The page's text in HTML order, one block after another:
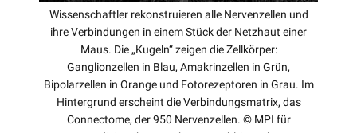
Wissenschaftler rekonstruieren alle Nervenzellen und
ihre Verbindungen in einem Stück der Netzhaut einer
Maus. Die „Kugeln“ zeigen die Zellkörper:
Ganglionzellen in Blau, Amakrinzellen in Grün,
Bipolarzellen in Orange und Fotorezeptoren in Grau. Im
Hintergrund erscheint die Verbindungsmatrix, das
Connectome, der 950 Nervenzellen. © MPI für